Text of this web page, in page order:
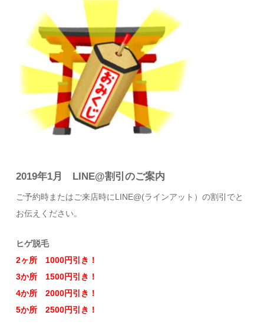
2019年1月 LINE@割引のご案内
ご予約時またはご来店時にLINE@(ラインアット）の割引でと
お伝えください。
ヒゲ脱毛
2ヶ所 1000円引き！
3か所 1500円引き！
4か所 2000円引き！
5か所 2500円引き！